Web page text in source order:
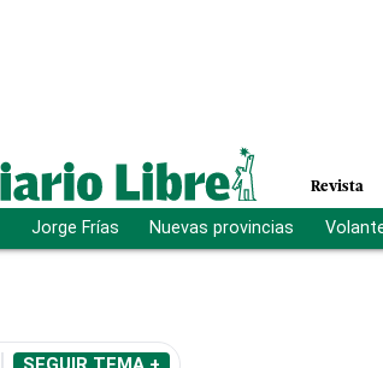
Revista
Jorge Frías Nuevas provincias